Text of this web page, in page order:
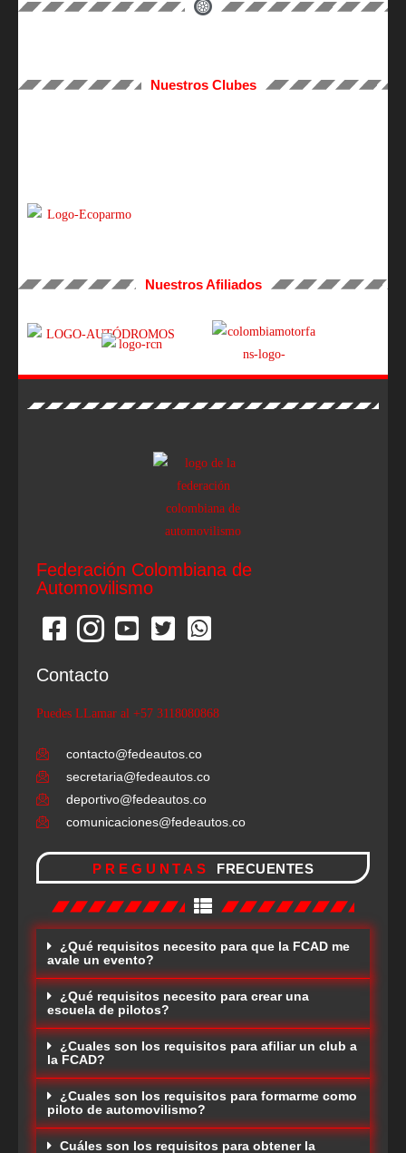
Nuestros Clubes
Nuestros Afiliados
Federación Colombiana de
Automovilismo
Contacto
Puedes LLamar al +57 3118080868
contacto@fedeautos.co
secretaria@fedeautos.co
deportivo@fedeautos.co
comunicaciones@fedeautos.co
PREGUNTAS FRECUENTES
¿Qué requisitos necesito para que la FCAD me
avale un evento?
¿Qué requisitos necesito para crear una
escuela de pilotos?
¿Cuales son los requisitos para afiliar un club a
la FCAD?
¿Cuales son los requisitos para formarme como
piloto de automovilismo?
Cuáles son los requisitos para obtener la